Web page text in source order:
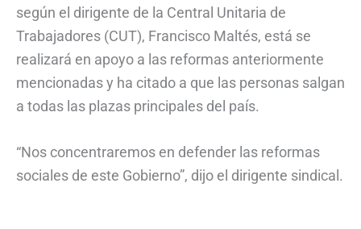
según el dirigente de la Central Unitaria de
Trabajadores (CUT), Francisco Maltés, está se
realizará en apoyo a las reformas anteriormente
mencionadas y ha citado a que las personas salgan
a todas las plazas principales del país.
“Nos concentraremos en defender las reformas
sociales de este Gobierno”, dijo el dirigente sindical.